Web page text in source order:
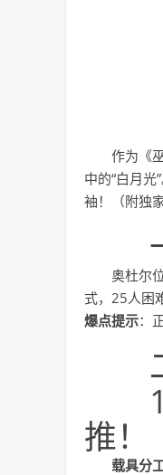
作为《
中的“白月
袖！（附独
奥杜尔
式，25人困
爆点提示：
推！
载具分